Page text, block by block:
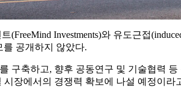
(FreeMind Investments)와 유도근접
를 공개하지 않았다.
구축하고, 향후 공동연구 및 기술협력
장에서의 경쟁력 확보에 나설 예정이라